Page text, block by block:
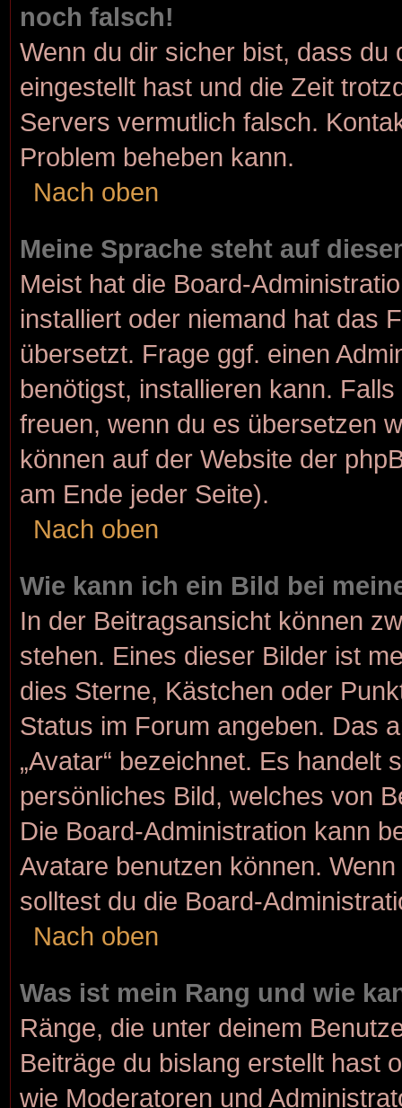
noch falsch!
Wenn du dir sicher bist, dass
eingestellt hast und die Zeit
Servers vermutlich falsch.
Problem beheben kann.
Nach oben
Meine Sprache steht auf
Meist hat die Board-
installiert oder niemand hat das
übersetzt. Frage ggf. einen
benötigst, installieren kann.
freuen, wenn du es übersetzen
können auf der Website der
am Ende jeder Seite).
Nach oben
Wie kann ich ein Bild bei
In der Beitragsansicht können
stehen. Eines dieser Bilder ist
dies Sterne, Kästchen oder
Status im Forum angeben. Das
„Avatar“ bezeichnet. Es handelt
persönliches Bild, welches von
Die Board-Administration kann
Avatare benutzen können.
solltest du die Board-
Nach oben
Was ist mein Rang und wie
Ränge, die unter deinem
Beiträge du bislang erstellt hast
wie Moderatoren und